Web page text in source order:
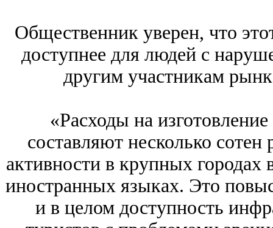
Общественник уверен, что
доступнее для людей с
другим участникам
«Расходы на
составляют несколько
активности в крупных
иностранных языках. Это
и в целом доступность